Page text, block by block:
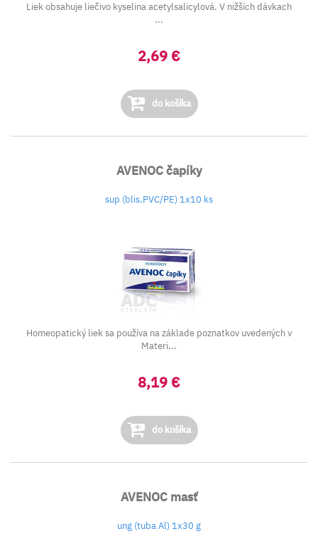
Liek obsahuje liečivo kyselina acetylsalicylová. V nižších dávkach
...
2,69 €
do košíka
AVENOC čapíky
sup (blis.PVC/PE) 1x10 ks
Homeopatický liek sa používa na základe poznatkov uvedených v
Materi...
8,19 €
do košíka
AVENOC masť
ung (tuba Al) 1x30 g